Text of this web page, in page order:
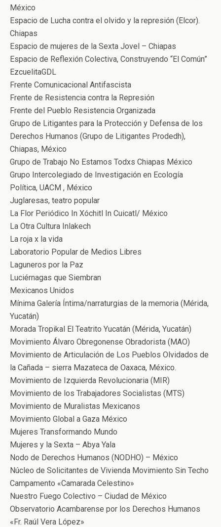
México
Espacio de Lucha contra el olvido y la represión (Elcor).
Chiapas
Espacio de mujeres de la Sexta Jovel – Chiapas
Espacio de Reflexión Colectiva, Construyendo “El Común”
EzcuelitaGDL
Frente Comunicacional Antifascista
Frente de Resistencia contra la Represión
Frente del Pueblo Resistencia Organizada
Grupo de Litigantes para la Protección y Defensa de los
Derechos Humanos (Grupo de Litigantes Prodedh),
Chiapas, México
Grupo de Trabajo No Estamos Todxs Chiapas México
Grupo Intercolegiado de Investigación en Ecología
Política, UACM , México
Juglaresas, teatro popular
La Flor Periódico In Xóchitl In Cuicatl/ México
La Otra Cultura Inlakech
La roja x la vida
Laboratorio Popular de Medios Libres
Laguneros por la Paz
Luciérnagas que Siembran
Mexicanos Unidos
Mínima Galería Íntima/narraturgias de la memoria (Mérida,
Yucatán)
Morada Tropikal El Teatrito Yucatán (Mérida, Yucatán)
Movimiento Álvaro Obregonense Obradorista (MAO)
Movimiento de Articulación de Los Pueblos Olvidados de
la Cañada – sierra Mazateca de Oaxaca, México.
Movimiento de Izquierda Revolucionaria (MIR)
Movimiento de los Trabajadores Socialistas (MTS)
Movimiento de Muralistas Mexicanos
Movimiento Global a Gaza México
Mujeres Transformando Mundo
Mujeres y la Sexta – Abya Yala
Nodo de Derechos Humanos (NODHO) – México
Núcleo de Solicitantes de Vivienda Movimiento Sin Techo
Campamento «Camarada Celestino»
Nuestro Fuego Colectivo – Ciudad de México
Observatorio Acambarense por los Derechos Humanos
«Fr. Raúl Vera López»